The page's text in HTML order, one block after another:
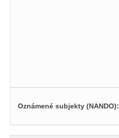
Oznámené subjekty (NANDO):